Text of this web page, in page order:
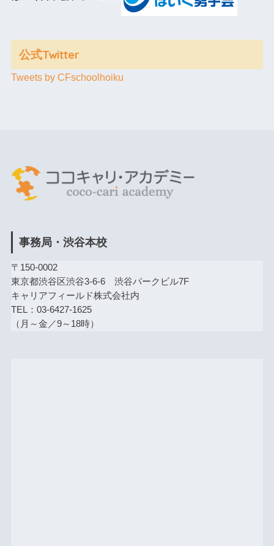
公式Twitter
Tweets by CFschoolhoiku
事務局・渋谷本校
〒150-0002
東京都渋谷区渋谷3-6-6 渋谷パークビル7F
キャリアフィールド株式会社内
TEL：03-6427-1625
（月～金／9～18時）